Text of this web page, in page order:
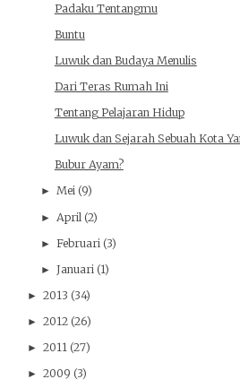
Padaku Tentangmu
Buntu
Luwuk dan Budaya Menulis
Dari Teras Rumah Ini
Tentang Pelajaran Hidup
Luwuk dan Sejarah Sebuah Kota
Bubur Ayam?
► Mei (9)
► April (2)
► Februari (3)
► Januari (1)
► 2013 (34)
► 2012 (26)
► 2011 (27)
► 2009 (3)